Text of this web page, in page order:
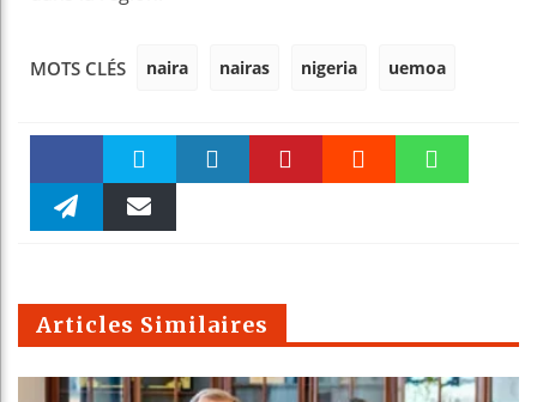
MOTS CLÉS naira nairas nigeria uemoa
Faceboo Twitter
m
Articles Similaires